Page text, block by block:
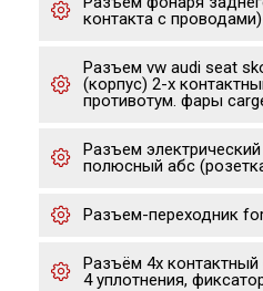
контакта с
Разъем vw audi seat
(корпус) 2-х
противотум. фары
Разъем
полюсный абс
Разъем-переходник
Разъём 4х контактный
4 уплотнения,